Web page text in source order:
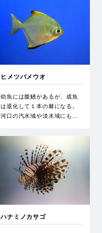
ヒメツバメウオ
幼魚には腹鰭があるが、成魚
は退化して１本の棘になる。
河口の汽水域や淡水域にも…
ハナミノカサゴ